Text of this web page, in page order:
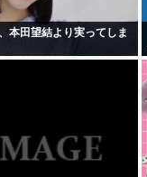
本田望結より実ってしま